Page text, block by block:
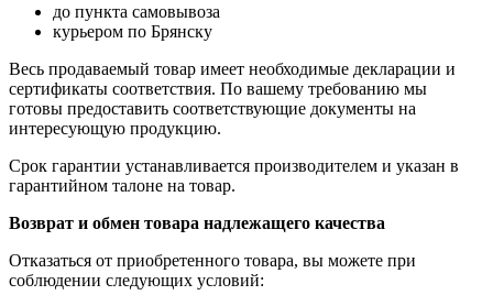
до пункта самовывоза
курьером по Брянску
Весь продаваемый товар имеет необходимые декларации и
сертификаты соответствия. По вашему требованию мы
готовы предоставить соответствующие документы на
интересующую продукцию.
Срок гарантии устанавливается производителем и указан в
гарантийном талоне на товар.
Возврат и обмен товара надлежащего качества
Отказаться от приобретенного товара, вы можете при
соблюдении следующих условий: